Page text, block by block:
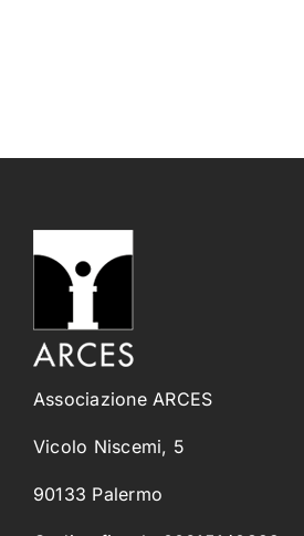
Associazione ARCES
Vicolo Niscemi, 5
90133 Palermo